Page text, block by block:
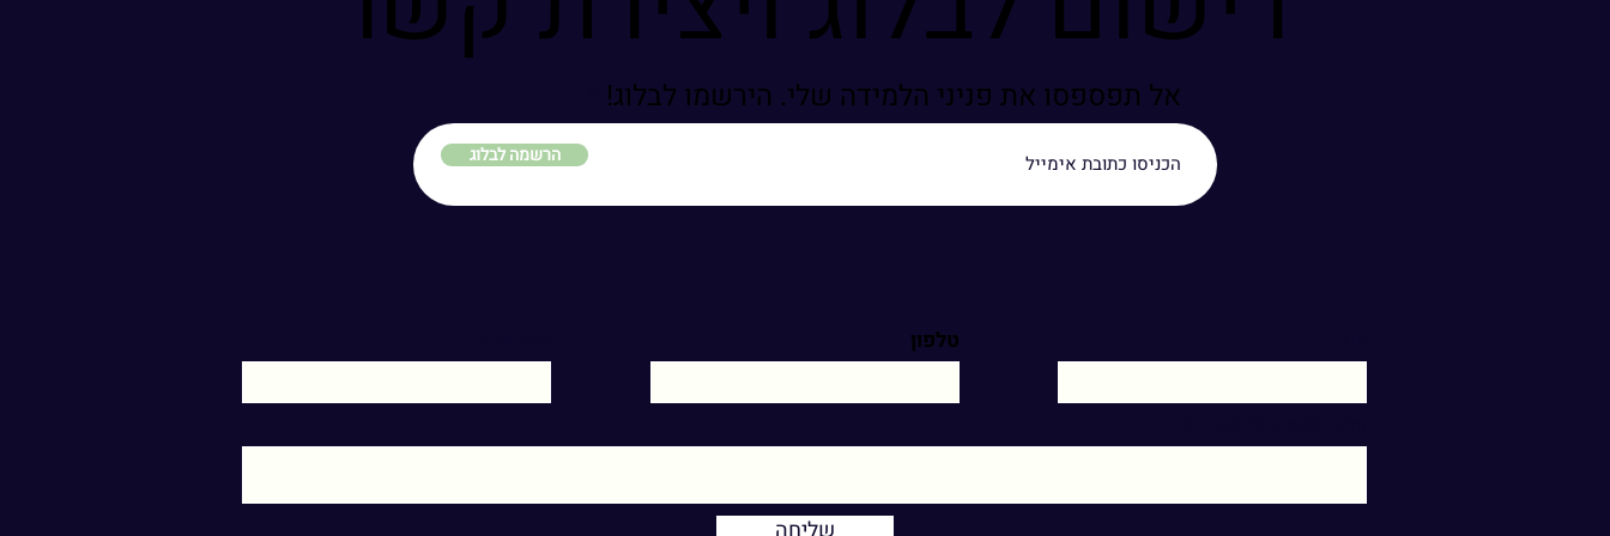
אל תפספסו את פניני הלמידה שלי. הירשמו לבלוג!
הרשמה לבלוג
טלפון